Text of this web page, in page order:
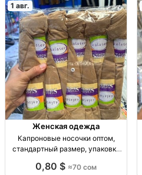
1 авг.
Женская одежда
Капроновые носочки оптом,
стандартный размер, упаковка
стандарт, опт, уп. 10 пар — 70
0,80 $ ≈70 сом